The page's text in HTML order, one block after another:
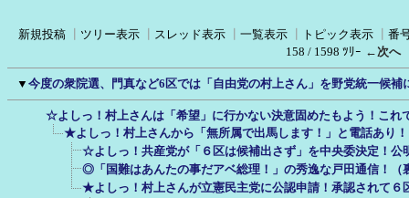
新規投稿 ツリー表示 スレッド表示 一覧表示 トピック表示
番
158 / 1598 ﾂﾘｰ ←次へ
▼ 今度の衆院選、門真など6区では「自由党の村上さん」を野党統一候補
☆よしっ！村上さんは「希望」に行かない決意固めたもよう！これ
★よしっ！村上さんから「無所属で出馬します！」と電話あり
☆よしっ！共産党が「６区は候補出さず」を中央委決定！公
◎「国難はあんたの事だアベ総理！」の秀逸な戸田通信！（
★よしっ！村上さんが立憲民主党に公認申請！承認されて６